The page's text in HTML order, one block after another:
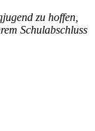
zu hoffen,
Schulabschluss